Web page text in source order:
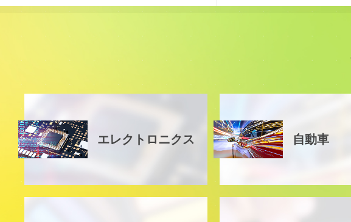
エレクトロニクス 自動車